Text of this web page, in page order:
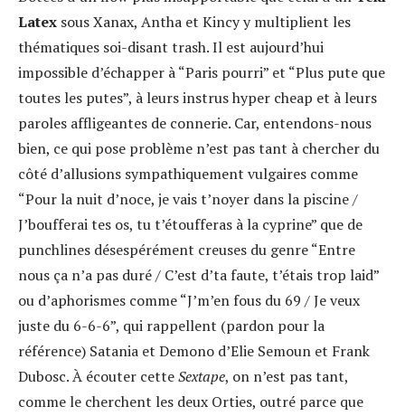
Latex sous Xanax, Antha et Kincy y multiplient les
thématiques soi-disant trash. Il est aujourd’hui
impossible d’échapper à “Paris pourri” et “Plus pute que
toutes les putes”, à leurs instrus hyper cheap et à leurs
paroles affligeantes de connerie. Car, entendons-nous
bien, ce qui pose problème n’est pas tant à chercher du
côté d’allusions sympathiquement vulgaires comme
“Pour la nuit d’noce, je vais t’noyer dans la piscine /
J’boufferai tes os, tu t’étoufferas à la cyprine” que de
punchlines désespérément creuses du genre “Entre
nous ça n’a pas duré / C’est d’ta faute, t’étais trop laid”
ou d’aphorismes comme “J’m’en fous du 69 / Je veux
juste du 6-6-6”, qui rappellent (pardon pour la
référence) Satania et Demono d’Elie Semoun et Frank
Dubosc. À écouter cetteSextape, on n’est pas tant,
comme le cherchent les deux Orties, outré parce que